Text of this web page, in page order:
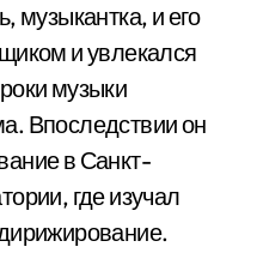
музыкантка, и его
и увлекался
музыки
Впоследствии он
в Санкт-
где изучал